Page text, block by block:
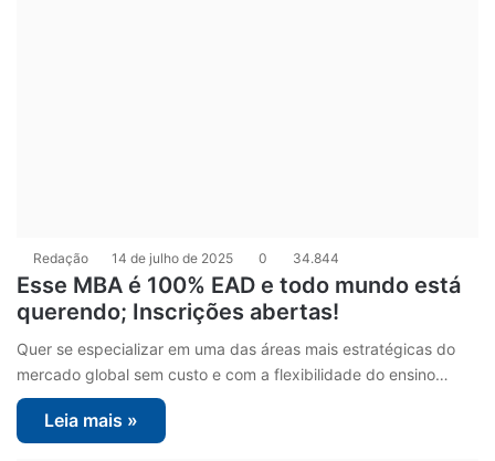
Redação 14 de julho de 2025 0 34.844
Esse MBA é 100% EAD e todo mundo está
querendo; Inscrições abertas!
Quer se especializar em uma das áreas mais estratégicas do
mercado global sem custo e com a flexibilidade do ensino…
Leia mais »